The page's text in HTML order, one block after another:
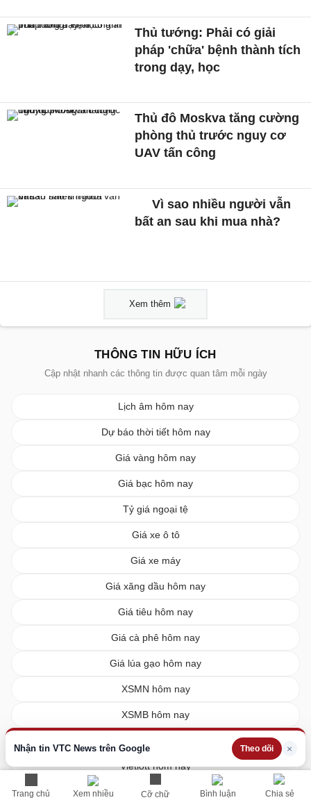
Trang chủ Xem nhiều Cỡ chữ Bình luận Chia sẻ
Nhận tin VTC News trên Google Theo dõi ×
Thủ tướng: Phải có giải
pháp 'chữa' bệnh thành tích
trong dạy, học
Thủ đô Moskva tăng cường
phòng thủ trước nguy cơ
UAV tấn công
Vì sao nhiều người vẫn
bất an sau khi mua nhà?
Xem thêm
THÔNG TIN HỮU ÍCH
Cập nhật nhanh các thông tin được quan tâm mỗi ngày
Lịch âm hôm nay
Dự báo thời tiết hôm nay
Giá vàng hôm nay
Giá bạc hôm nay
Tỷ giá ngoại tệ
Giá xe ô tô
Giá xe máy
Giá xăng dầu hôm nay
Giá tiêu hôm nay
Giá cà phê hôm nay
Giá lúa gạo hôm nay
XSMN hôm nay
XSMB hôm nay
Vietlott hôm nay